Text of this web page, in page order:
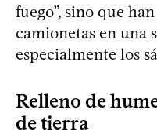
fuego”, sino que
camionetas en una
especialmente los
Relleno de
de tierra